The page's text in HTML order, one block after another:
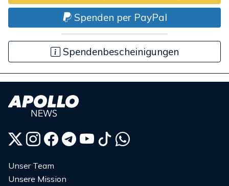
Spenden per PayPal
Spendenbescheinigungen
Unser Team
Unsere Mission